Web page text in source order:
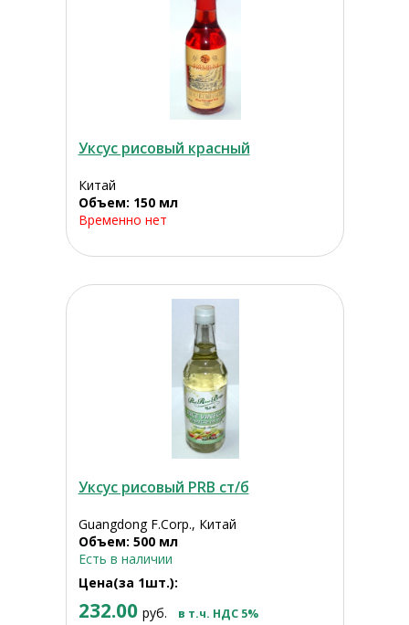
Уксус рисовый красный
Китай
Объем: 150 мл
Временно нет
Уксус рисовый PRB ст/б
Guangdong F.Corp., Китай
Объем: 500 мл
Есть в наличии
Цена(за 1шт.):
232.00 руб. в т.ч. НДС 5%